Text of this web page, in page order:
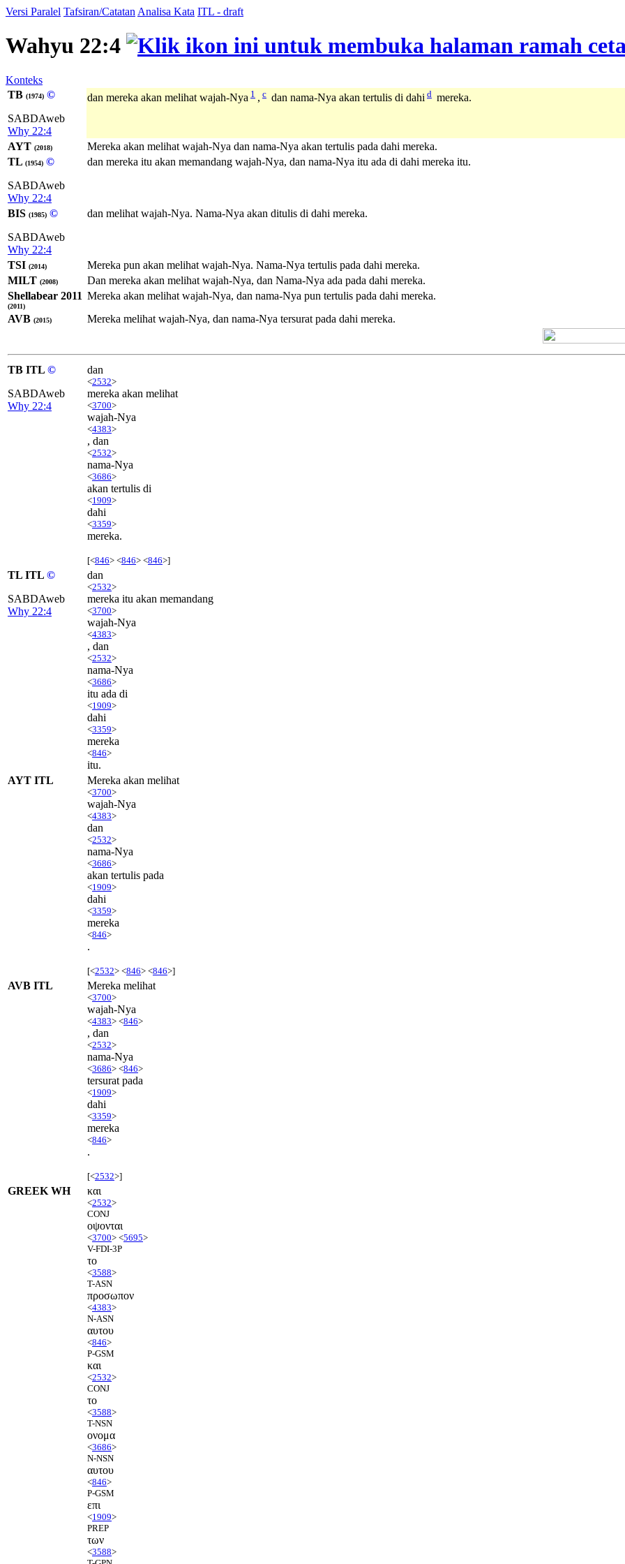
Versi Paralel Tafsiran/Catatan Analisa Kata ITL - draft
Wahyu 22:4
Konteks
TB (1974) ©
SABDAweb
Why 22:4
dan mereka akan melihat wajah-Nya 1 , c dan nama-Nya akan tertulis di dahi d mereka.
AYT (2018)
Mereka akan melihat wajah-Nya dan nama-Nya akan tertulis pada dahi mereka.
TL (1954) ©
SABDAweb
Why 22:4
dan mereka itu akan memandang wajah-Nya, dan nama-Nya itu ada di dahi mereka itu.
BIS (1985) ©
SABDAweb
Why 22:4
dan melihat wajah-Nya. Nama-Nya akan ditulis di dahi mereka.
TSI (2014)
Mereka pun akan melihat wajah-Nya. Nama-Nya tertulis pada dahi mereka.
MILT (2008)
Dan mereka akan melihat wajah-Nya, dan Nama-Nya ada pada dahi mereka.
Shellabear 2011
(2011)
Mereka akan melihat wajah-Nya, dan nama-Nya pun tertulis pada dahi mereka.
AVB (2015) Mereka melihat wajah-Nya, dan nama-Nya tersurat pada dahi mereka.
TB ITL ©
SABDAweb
Why 22:4
dan
<2532>
mereka akan melihat
<3700>
wajah-Nya
<4383>
, dan
<2532>
nama-Nya
<3686>
akan tertulis di
<1909>
dahi
<3359>
mereka.
[<846> <846> <846>]
TL ITL ©
SABDAweb
Why 22:4
dan
<2532>
mereka itu akan memandang
<3700>
wajah-Nya
<4383>
, dan
<2532>
nama-Nya
<3686>
itu ada di
<1909>
dahi
<3359>
mereka
<846>
itu.
AYT ITL
Mereka akan melihat
<3700>
wajah-Nya
<4383>
dan
<2532>
nama-Nya
<3686>
akan tertulis pada
<1909>
dahi
<3359>
mereka
<846>
.
[<2532> <846> <846>]
AVB ITL Mereka melihat
<3700>
wajah-Nya
<4383> <846>
, dan
<2532>
nama-Nya
<3686> <846>
tersurat pada
<1909>
dahi
<3359>
mereka
<846>
.
[<2532>]
GREEK WH και
<2532>
CONJ
οψονται
<3700> <5695>
V-FDI-3P
το
<3588>
T-ASN
προσωπον
<4383>
N-ASN
αυτου
<846>
P-GSM
και
<2532>
CONJ
το
<3588>
T-NSN
ονομα
<3686>
N-NSN
αυτου
<846>
P-GSM
επι
<1909>
PREP
των
<3588>